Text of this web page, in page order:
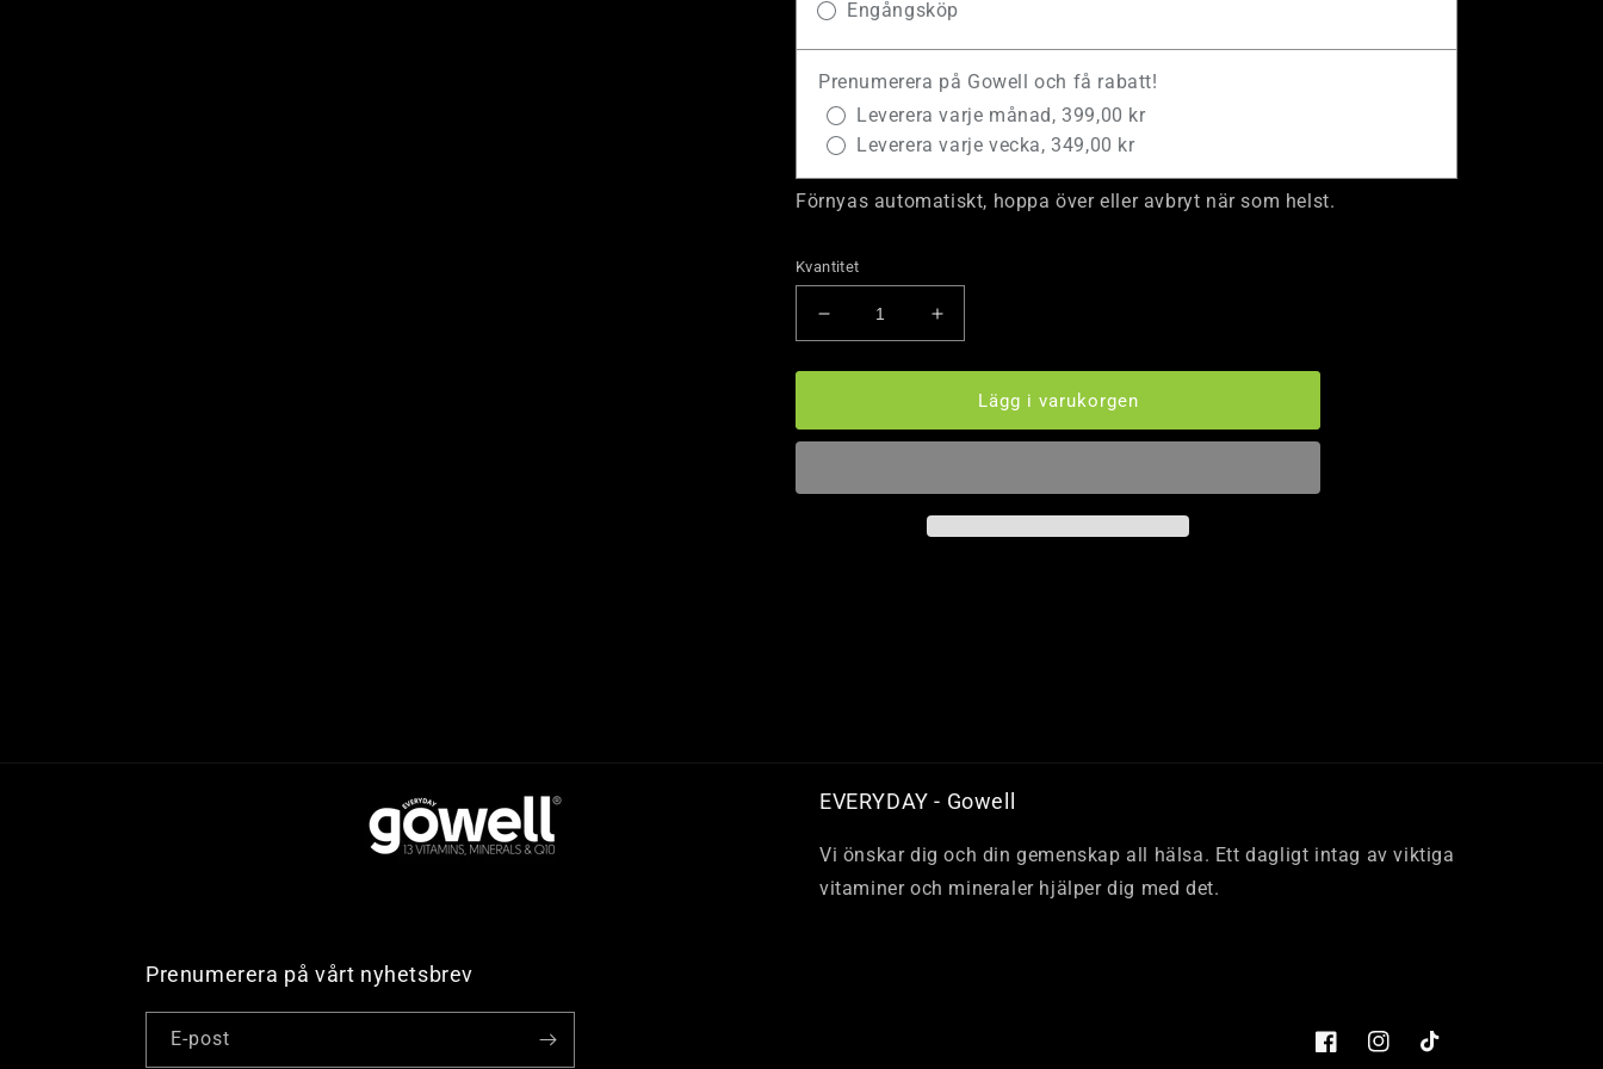
Engångsköp
Prenumerera på Gowell och få rabatt!
Leverera varje månad, 399,00 kr
Leverera varje vecka, 349,00 kr
Förnyas automatiskt, hoppa över eller avbryt när som helst.
Kvantitet
Minska
kvantitet
för
-
FLAK.
INKLUDERAT
Öka
kvantitet
för
COLA
-
FLAK.
INKLUDERAT
Lägg i varukorgen
EVERYDAY - Gowell
Vi önskar dig och din gemenskap all hälsa. Ett dagligt intag av viktiga
vitaminer och mineraler hjälper dig med det.
Prenumerera på vårt nyhetsbrev
E-post
FacebookInstagramTikTok